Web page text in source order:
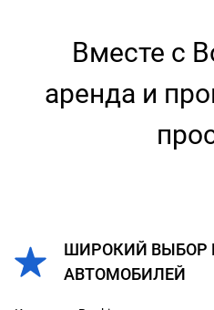
Вместе с
аренда и
ШИРОКИЙ ВЫБОР
АВТОМОБИЛЕЙ